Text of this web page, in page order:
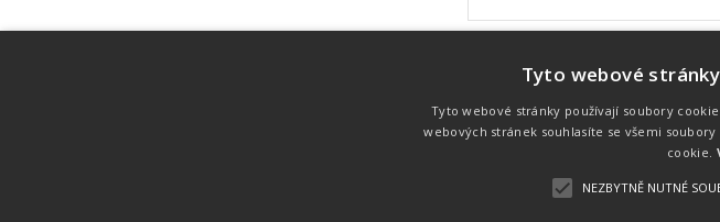
technologie od společnosti MYLAPS. Tato
technologie je používána na olympijských
Náš tým
Náš tým
úrovni
soutěží.
místě,
Tyto webové
Tyto webové stránky používají soubory
webových stránek souhlasíte se všemi
cookie.
NEZBYTNĚ NUTNÉ